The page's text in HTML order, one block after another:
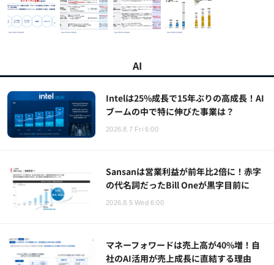
AI
Intelは25%成長で15年ぶりの高成長！AI
ブームの中で特に伸びた事業は？
2026.8.7 Fri 6:00
Sansanは営業利益が前年比2倍に！赤字
の代名詞だったBill Oneが黒字目前に
2026.8.5 Wed 6:00
マネーフォワードは売上高が40%増！自
社のAI活用が売上成長に直結する理由